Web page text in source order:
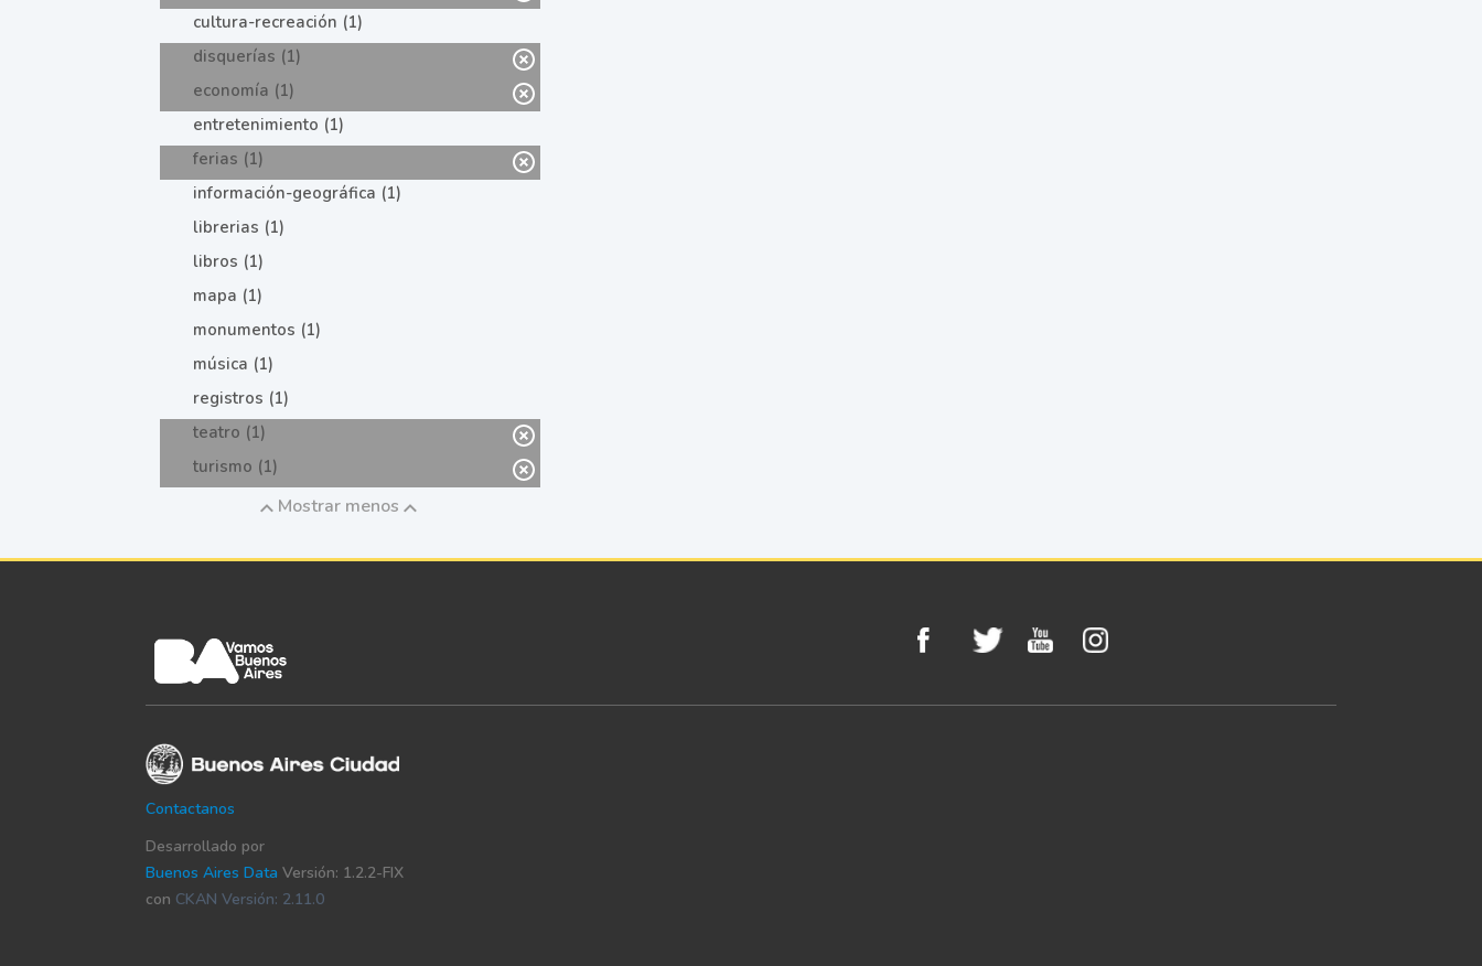
cultura-recreación (1)
disquerías (1)
economía (1)
entretenimiento (1)
ferias (1)
información-geográfica (1)
librerias (1)
libros (1)
mapa (1)
monumentos (1)
música (1)
registros (1)
teatro (1)
turismo (1)
Mostrar menos
Contactanos
Desarrollado por
Buenos Aires Data Versión: 1.2.2-FIX
con CKAN Versión: 2.11.0